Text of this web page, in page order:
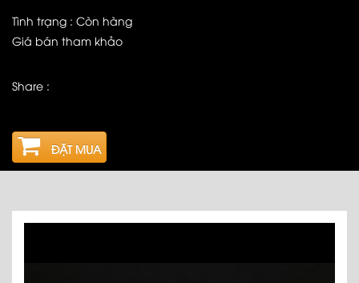
Tình trạng : Còn hàng
Giá bán tham khảo
Share :
ĐẶT MUA